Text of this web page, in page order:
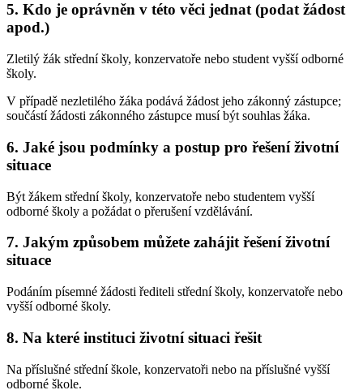
5. Kdo je oprávněn v této věci jednat (podat žádost
apod.)
Zletilý žák střední školy, konzervatoře nebo student vyšší odborné
školy.
V případě nezletilého žáka podává žádost jeho zákonný zástupce;
součástí žádosti zákonného zástupce musí být souhlas žáka.
6. Jaké jsou podmínky a postup pro řešení životní
situace
Být žákem střední školy, konzervatoře nebo studentem vyšší
odborné školy a požádat o přerušení vzdělávání.
7. Jakým způsobem můžete zahájit řešení životní
situace
Podáním písemné žádosti řediteli střední školy, konzervatoře nebo
vyšší odborné školy.
8. Na které instituci životní situaci řešit
Na příslušné střední škole, konzervatoři nebo na příslušné vyšší
odborné škole.